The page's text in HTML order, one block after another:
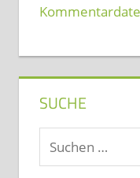
SUCHE
Suchen
nach: